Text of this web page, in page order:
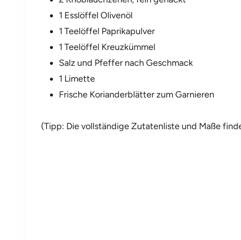
1 Esslöffel Olivenöl
1 Teelöffel Paprikapulver
1 Teelöffel Kreuzkümmel
Salz und Pfeffer nach Geschmack
1 Limette
Frische Korianderblätter zum Garnieren
(Tipp: Die vollständige Zutatenliste und Maße